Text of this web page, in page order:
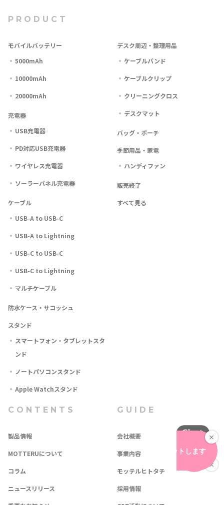
PRODUCT
モバイルバッテリー
5000mAh
10000mAh
20000mAh
充電器
USB充電器
PD対応USB充電器
ワイヤレス充電器
ソーラーパネル充電器
ケーブル
USB-A to USB-C
USB-A to Lightning
USB-C to USB-C
USB-C to Lightning
マルチケーブル
防水ケース・サコッシュ
スタンド
スマートフォン・タブレットスタ
ンド
ノートパソコンスタンド
Apple Watchスタンド
デスク周辺・整理用品
ケーブルバンド
ケーブルクリップ
クリーニングクロス
デスクマット
バッグ・ポーチ
季節用品・家電
ハンディファン
販売終了
すべて見る
CONTENTS
製品情報
MOTTERUについて
コラム
ニュースリリース
GUIDE
会社概要
事業内容
モッテルヒトタチ
採用情報